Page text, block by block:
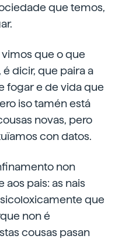
que temos,
que o que
dicir, que paira a
fogar e de vida que
iso tamén está
novas, pero
con datos.
non
aos pais: as nais
que
non é
cousas pasan